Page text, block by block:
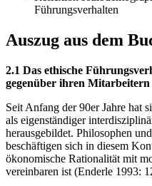
Führungsverhalten
Auszug aus dem
2.1 Das ethische
gegenüber ihren Mitarbeitern
Seit Anfang der 90er Jahre hat
als eigenständiger
herausgebildet. Philosophen
beschäftigen sich in diesem
ökonomische Rationalität mit
vereinbaren ist (Enderle 1993: